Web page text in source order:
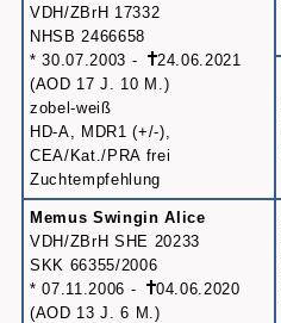
VDH/ZBrH 17332
NHSB 2466658
* 30.07.2003 -
24.06.2021
(AOD 17 J. 10 M.)
zobel-weiß
HD-A, MDR1 (+/-),
CEA/Kat./PRA frei
Zuchtempfehlung
Memus Swingin Alice
VDH/ZBrH SHE 20233
SKK 66355/2006
* 07.11.2006 -
04.06.2020
(AOD 13 J. 6 M.)